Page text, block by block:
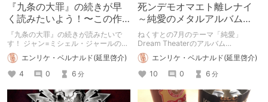
『九条の大罪』の続きが早
く読みたいよう！〜この作
品が楽しみ2024〜
『九条の大罪』の続きが読みたいで
す！ ジャン=ミシェル・ジャールの
『ヴェルサイユ400年コンサート』の
アルバムのリリースが楽しみです！
2024.1.5誤字訂正: 裁量→最良 1.8:
Jean-Michel Jarre公式サイトへのリ
ンク訂正 2.23: Versailles 400コンサ
ートのアルバムがリリースされました
エンリケ・ベルナルド(延里啓介)
4
0 6 分
死ンデモオマエト離レナイ
～純愛のメタルアルバム
『メトロポリス・パート2』
～
ねくすとの7月のテーマ「純愛」
Dream Theaterのアルバム
『Metropolis Part 2: Scenes from a
Memory』を紹介します。 動画は公
式チャンネルのものを貼り、歌詞は
Genius Lyricsから引用しています。
Pixabayのフリー素材を使っていま
す。 全年齢記事です。
エンリケ・ベルナルド(延里啓介)
10
0 6 分